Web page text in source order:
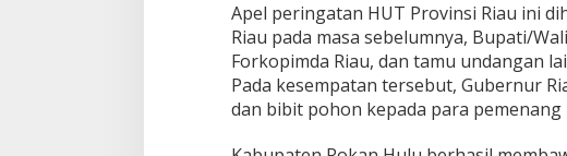
Apel peringatan HUT Provinsi Riau ini
Riau pada masa sebelumnya, Bupati/
Forkopimda Riau, dan tamu undangan
Pada kesempatan tersebut, Gubernur
dan bibit pohon kepada para pemenang